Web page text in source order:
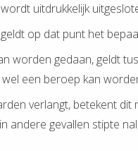
uitdrukkelijk
op dat punt het
worden gedaan, geldt
een beroep kan
verlangt, betekent
gevallen stipte